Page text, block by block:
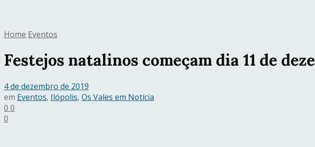
Home Eventos
Festejos natalinos começam dia 11 de
4 de dezembro de 2019
em Eventos, Ilópolis, Os Vales em Notícia
0 0
0